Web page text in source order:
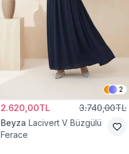
2
2.620,00TL 3.740,00TL
Beyza Lacivert V Büzgülü
Ferace